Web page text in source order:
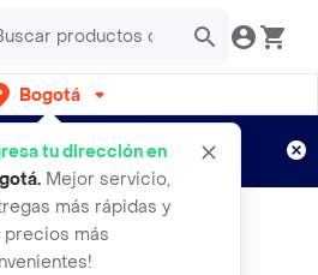
Bogotá
tu dirección en
. Mejor servicio,
más rápidas y
precios más
por semanas
Aplican TyC